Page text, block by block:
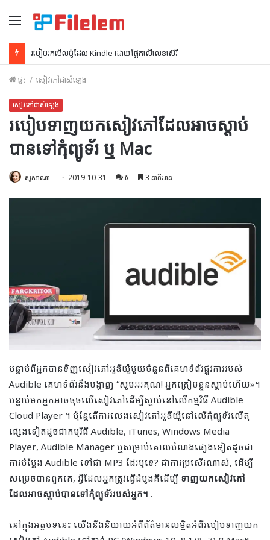
ម៉ឺនុយ
របៀបរកមើលម៉ូដែល Kindle ដោយផ្អែកលើលេខស៊េរី
ផ្ទះ / សៀវភៅជាសំឡេង
សៀវភៅជាសំឡេង
របៀបទាញយកសៀវភៅដែលអាចស្តាប់
បានទៅកុំព្យូទ័រ ឬ Mac
ស៊ូសាណា 2019-10-31 ៥ 3 នាទីអាន
បន្ទាប់ពីអ្នកបានទិញសៀវភៅអូឌីយ៉ូមួយចំនួនពីគេហទំព័រផ្លូវការរបស់
Audible គេហទំព័រនឹងបង្ហាញ “សូមអរគុណ! អ្នក​ត្រៀម​ខ្លួន​ស្តាប់​ហើយ»។
បន្ទាប់មកអ្នកអាចចុចលើសៀវភៅដើម្បីស្តាប់នៅលើកម្មវិធី Audible
Cloud Player ។ ប៉ុន្តែតើការលេងសៀវភៅអូឌីយ៉ូនៅលើកុំព្យូទ័រលើតុ
ផ្សេងទៀតដូចជាកម្មវិធី Audible, iTunes, Windows Media
Player, Audible Manager ឬសម្រាប់គោលបំណងផ្សេងទៀតដូចជា
ការបំប្លែង Audible ទៅជា MP3 ដែរឬទេ? ជាការប្រសើរណាស់, ដើម្បី
សម្រេចបានពួកគេ, អ្វីដែលអ្នកត្រូវធ្វើដំបូងគឺដើម្បី ទាញយកសៀវភៅ
ដែលអាចស្តាប់បានទៅកុំព្យូទ័ររបស់អ្នក។ .
នៅក្នុង​អត្ថបទ​នេះ យើង​នឹង​និយាយ​អំពី​ព័ត៌មាន​លម្អិត​អំពី​របៀប​ទាញ​យក​